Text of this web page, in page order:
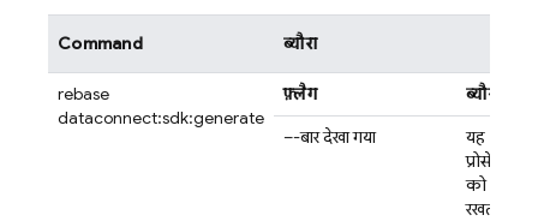
Command ब्यौरा
firebase
dataconnect:sdk:generate
फ़्लैग
ब्यौरा
–-बार देखा गया
यह
प्रोसेस
को चालू
रखता है